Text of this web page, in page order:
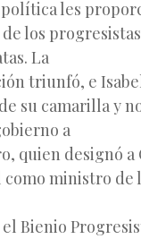
les
los
La
triunfó, e
su camarilla y
a
quien designó a
como ministro de
Bienio